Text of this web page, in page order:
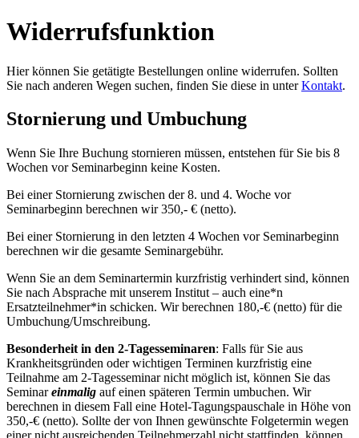
Widerrufsfunktion
Hier können Sie getätigte Bestellungen online widerrufen. Sollten
Sie nach anderen Wegen suchen, finden Sie diese in unterKontakt.
Stornierung und Umbuchung
Wenn Sie Ihre Buchung stornieren müssen, entstehen für Sie bis 8
Wochen vor Seminarbeginn keine Kosten.
Bei einer Stornierung zwischen der 8. und 4. Woche vor
Seminarbeginn berechnen wir 350,- € (netto).
Bei einer Stornierung in den letzten 4 Wochen vor Seminarbeginn
berechnen wir die gesamte Seminargebühr.
Wenn Sie an dem Seminartermin kurzfristig verhindert sind, können
Sie nach Absprache mit unserem Institut – auch eine*n
Ersatzteilnehmer*in schicken. Wir berechnen 180,-€ (netto) für die
Umbuchung/Umschreibung.
Besonderheit in den 2-Tagesseminaren: Falls für Sie aus
Krankheitsgründen oder wichtigen Terminen kurzfristig eine
Teilnahme am 2-Tagesseminar nicht möglich ist, können Sie das
Seminareinmalig auf einen späteren Termin umbuchen. Wir
berechnen in diesem Fall eine Hotel-Tagungspauschale in Höhe von
350,-€ (netto). Sollte der von Ihnen gewünschte Folgetermin wegen